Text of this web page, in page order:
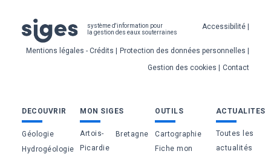
système d'information pour
la gestion des eaux souterraines
Pied
de
page
Accessibilité
Mentions légales - Crédits
Protection des données personnelles
Gestion des cookies
Contact
Bas
de
page
DECOUVRIR
Géologie
Hydrogéologie
MON SIGES
Artois-
Picardie
Bretagne
OUTILS
Cartographie
Fiche mon
ACTUALITES
Toutes les
actualités